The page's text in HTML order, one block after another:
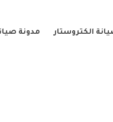
الكتروستار مدونة